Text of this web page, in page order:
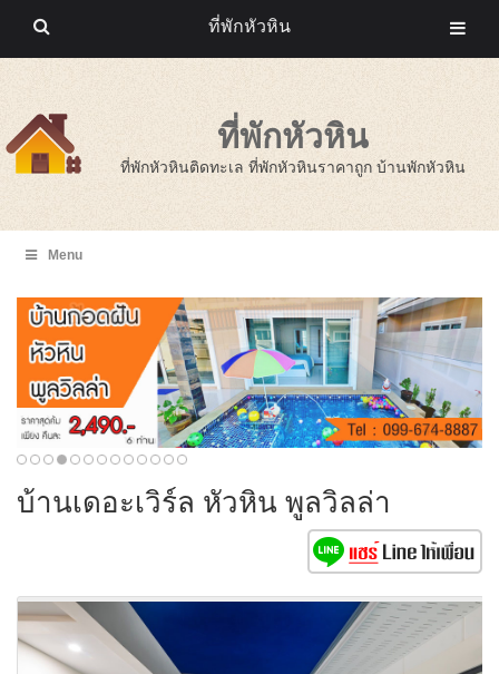
ที่พักหัวหิน
ที่พักหัวหินติดทะเล ที่พักหัวหินราคาถูก บ้านพักหัวหิน
Menu
บ้านเดอะเวิร์ล หัวหิน พูลวิลล่า
ที่พักหัวหิน